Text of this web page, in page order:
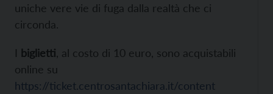
uniche vere vie di fuga dalla realtà che ci
circonda.
I biglietti , al costo di 10 euro, sono acquistabili
online su
https://ticket.centrosantachiara.it/content